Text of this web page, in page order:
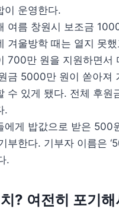
이 운영한다.
여름 창원시 보조금
겨울방학 때는 열지 못
700만 원을 지원하면서
금 5000만 원이 쏟아져
수 있게 됐다. 전체 후원
.
에게 밥값으로 받은 500
부한다. 기부자 이름은
.
? 여전히 포기